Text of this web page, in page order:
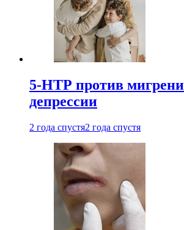
5-НТР против
депрессии
2 года спустя2 года спустя